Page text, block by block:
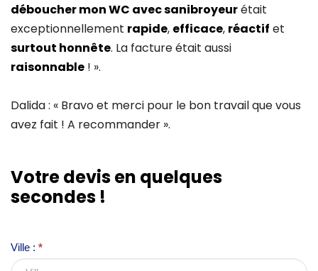
déboucher mon WC avec sanibroyeurétait
exceptionnellement rapide, efficace, réactif et
surtout honnête. La facture était aussi
raisonnable ! ».
Dalida : « Bravo et merci pour le bon travail que vous
avez fait ! A recommander ».
Votre devis en quelques
secondes !
Ville : *
f
y